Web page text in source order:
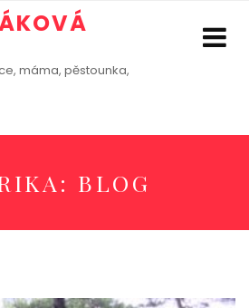
máma, pěstounka,
BLOG